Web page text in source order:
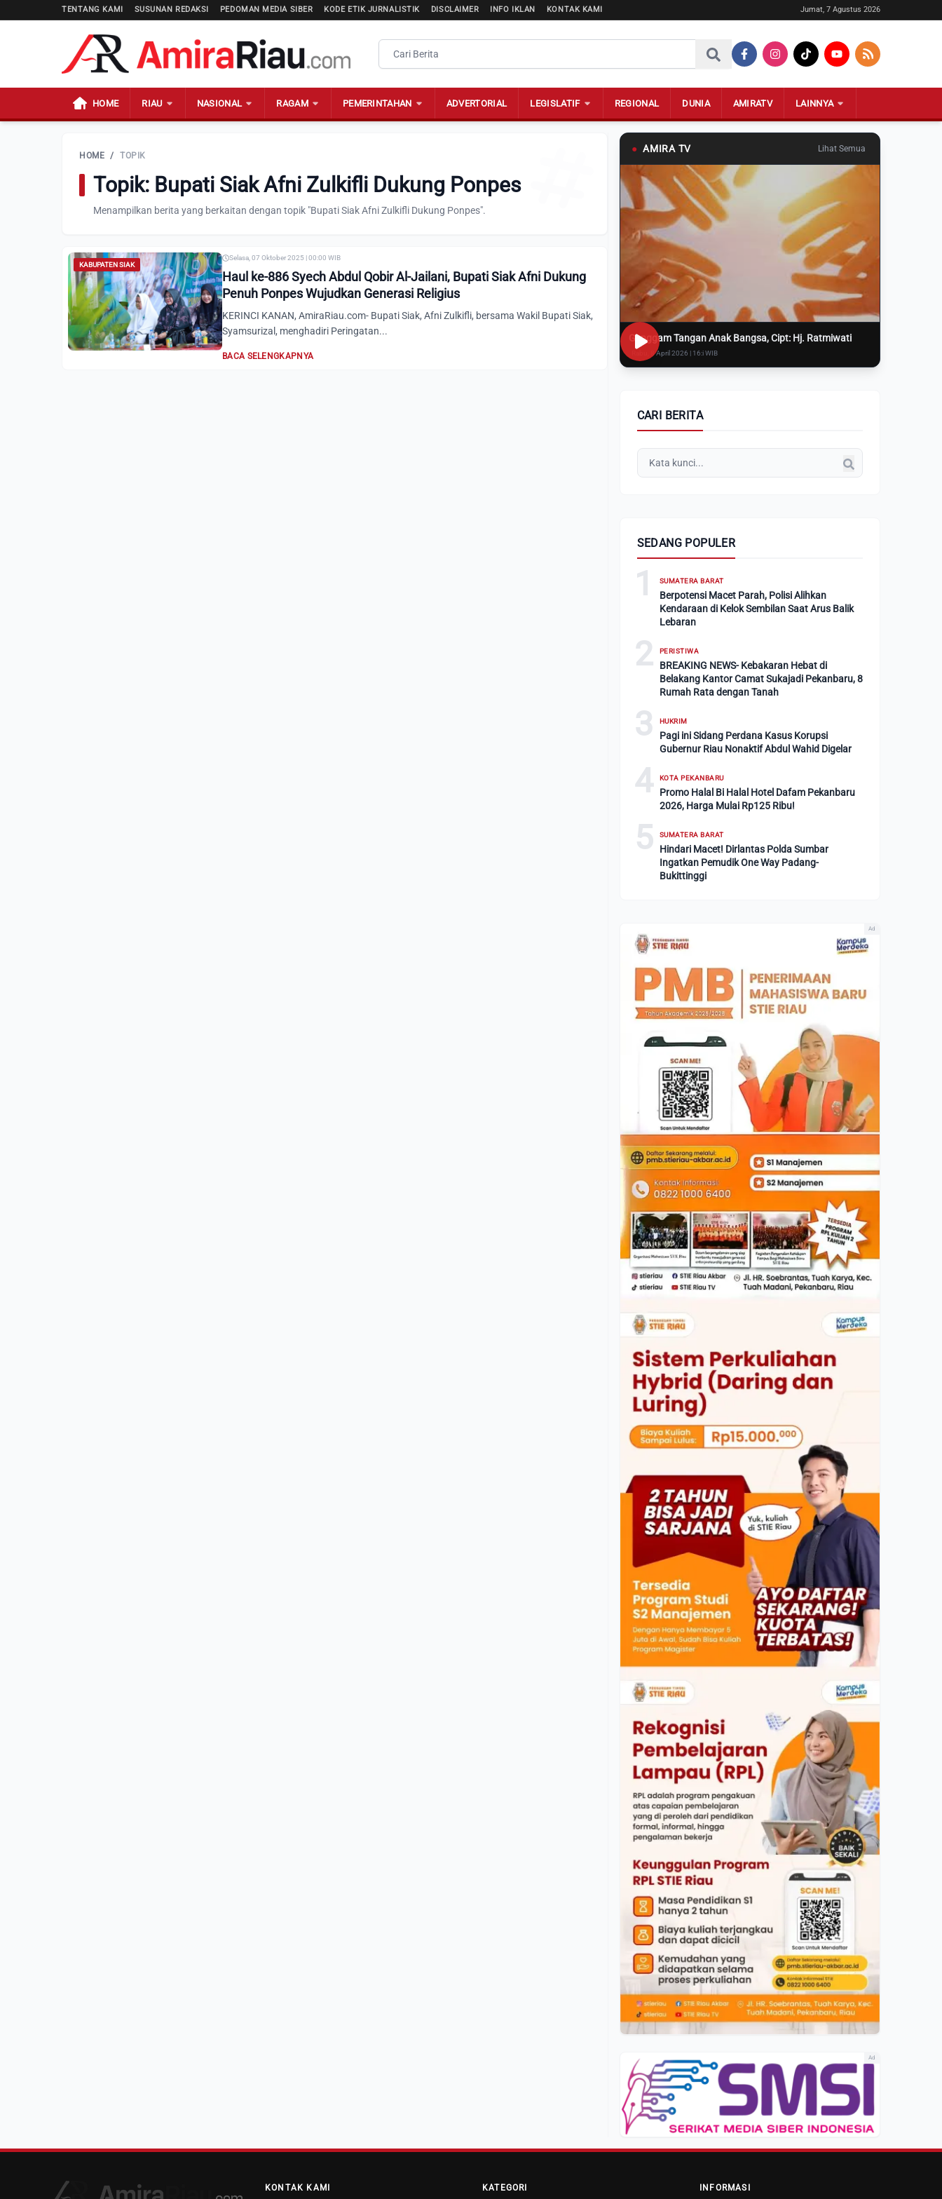
TENTANG KAMI SUSUNAN REDAKSI PEDOMAN MEDIA SIBER KODE ETIK JURNALISTIK DISCLAIMER INFO IKLAN KONTAK KAMI Jumat, 7 Agustus 2026
HOME RIAU NASIONAL RAGAM PEMERINTAHAN ADVERTORIAL LEGISLATIF REGIONAL DUNIA AMIRATV LAINNYA
HOME / TOPIK
Topik: Bupati Siak Afni Zulkifli Dukung Ponpes
Menampilkan berita yang berkaitan dengan topik "Bupati Siak Afni Zulkifli Dukung Ponpes".
KABUPATEN SIAK
Selasa, 07 Oktober 2025 | 00:00 WIB
Haul ke-886 Syech Abdul Qobir Al-Jailani, Bupati Siak Afni Dukung
Penuh Ponpes Wujudkan Generasi Religius
KERINCI KANAN, AmiraRiau.com- Bupati Siak, Afni Zulkifli, bersama Wakil Bupati Siak,
Syamsurizal, menghadiri Peringatan...
BACA SELENGKAPNYA
● AMIRA TV Lihat Semua
Genggam Tangan Anak Bangsa, Cipt: Hj. Ratmiwati
Rabu, 8 April 2026 | 16:i WIB
CARI BERITA
SEDANG POPULER
1 SUMATERA BARAT
Berpotensi Macet Parah, Polisi Alihkan
Kendaraan di Kelok Sembilan Saat Arus Balik
Lebaran
2 PERISTIWA
BREAKING NEWS- Kebakaran Hebat di
Belakang Kantor Camat Sukajadi Pekanbaru, 8
Rumah Rata dengan Tanah
3 HUKRIM
Pagi ini Sidang Perdana Kasus Korupsi
Gubernur Riau Nonaktif Abdul Wahid Digelar
4 KOTA PEKANBARU
Promo Halal Bi Halal Hotel Dafam Pekanbaru
2026, Harga Mulai Rp125 Ribu!
5 SUMATERA BARAT
Hindari Macet! Dirlantas Polda Sumbar
Ingatkan Pemudik One Way Padang-
Bukittinggi
Ad
Ad
KONTAK KAMI KATEGORI INFORMASI